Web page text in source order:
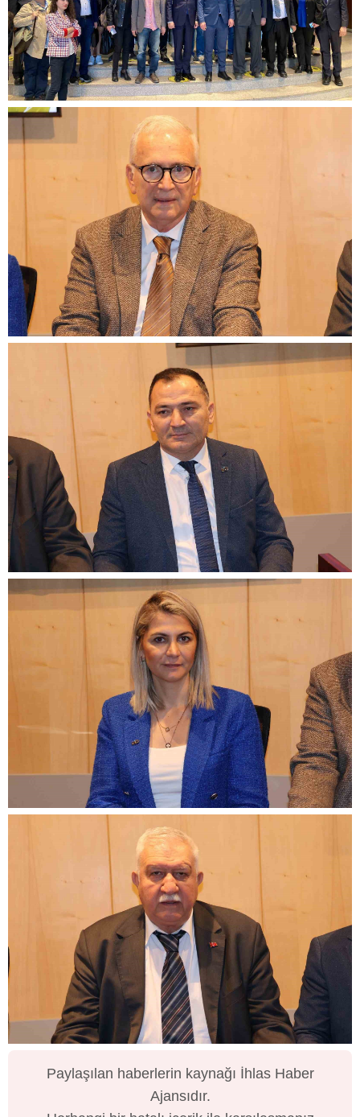
Paylaşılan haberlerin kaynağı İhlas Haber
Ajansıdır.